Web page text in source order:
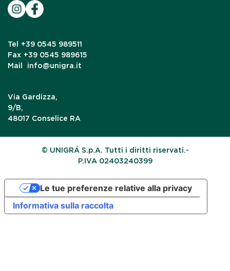
Tel
+39 0545 989511
Fax +39 0545 989615
Mail
info@unigra.it
Via Gardizza,
9/B,
48017 Conselice RA
© UNIGRÁ S.p.A. Tutti i diritti riservati.-
P.IVA 02403240399
Informativa sulla raccolta
Le tue preferenze relative alla privacy